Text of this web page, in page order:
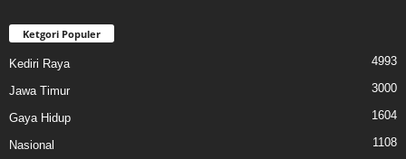
Ketgori Populer
Kediri Raya 4993
Jawa Timur 3000
Gaya Hidup 1604
Nasional 1108